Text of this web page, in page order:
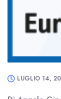
LUGLIO 14,